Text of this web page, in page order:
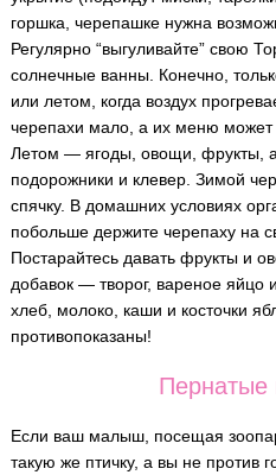
горшка, черепашке нужна
Регулярно “выгуливайте” свою
солнечные ванны. Конечно,
или летом, когда воздух
черепахи мало, а их меню может
Летом — ягоды, овощи, фрукты, а
подорожники и клевер. Зимой
спячку. В домашних условиях
побольше держите черепаху на
Постарайтесь давать фрукты и
добавок — творог, вареное
хлеб, молоко, каши и косточки
противопоказаны!
Пернатые
Если ваш малыш, посещая
такую же птичку, а вы не против